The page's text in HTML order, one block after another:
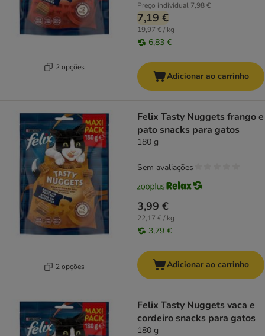
2 opções
Preço individual 7,98 €
7,19 €
19,97 € / kg
6,83 €
Adicionar ao carrinho
2 opções
Felix Tasty Nuggets frango e
pato snacks para gatos
180 g
3,99 €
22,17 € / kg
3,79 €
Sem avaliações
Adicionar ao carrinho
Felix Tasty Nuggets vaca e
cordeiro snacks para gatos
180 g